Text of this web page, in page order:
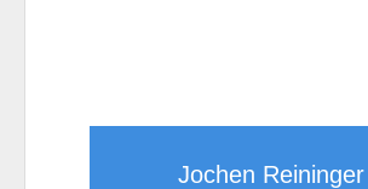
Jochen Reininger